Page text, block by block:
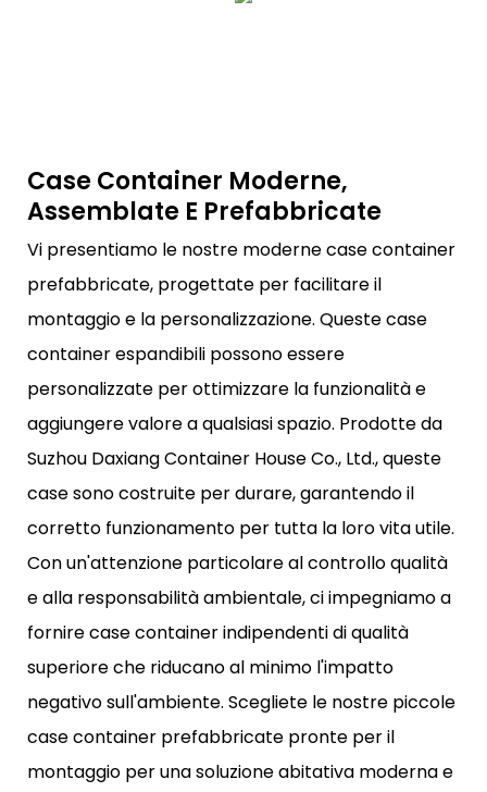
Case Container Moderne,
Assemblate E Prefabbricate
Vi presentiamo le nostre moderne case container
prefabbricate, progettate per facilitare il
montaggio e la personalizzazione. Queste case
container espandibili possono essere
personalizzate per ottimizzare la funzionalità e
aggiungere valore a qualsiasi spazio. Prodotte da
Suzhou Daxiang Container House Co., Ltd., queste
case sono costruite per durare, garantendo il
corretto funzionamento per tutta la loro vita utile.
Con un'attenzione particolare al controllo qualità
e alla responsabilità ambientale, ci impegniamo a
fornire case container indipendenti di qualità
superiore che riducano al minimo l'impatto
negativo sull'ambiente. Scegliete le nostre piccole
case container prefabbricate pronte per il
montaggio per una soluzione abitativa moderna e